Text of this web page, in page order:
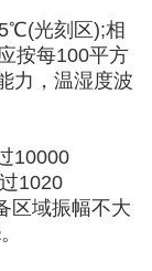
光刻区);相
按每100平方
力，温湿度波
10000
1020
区域振幅不大